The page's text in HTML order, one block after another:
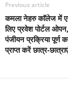
Previous article
कमला नेहरु काॅलेज में
लिए प्रवेश पोर्टल
पंजीयन प्रक्रिया पूर्ण
प्राप्त करें छात्र-